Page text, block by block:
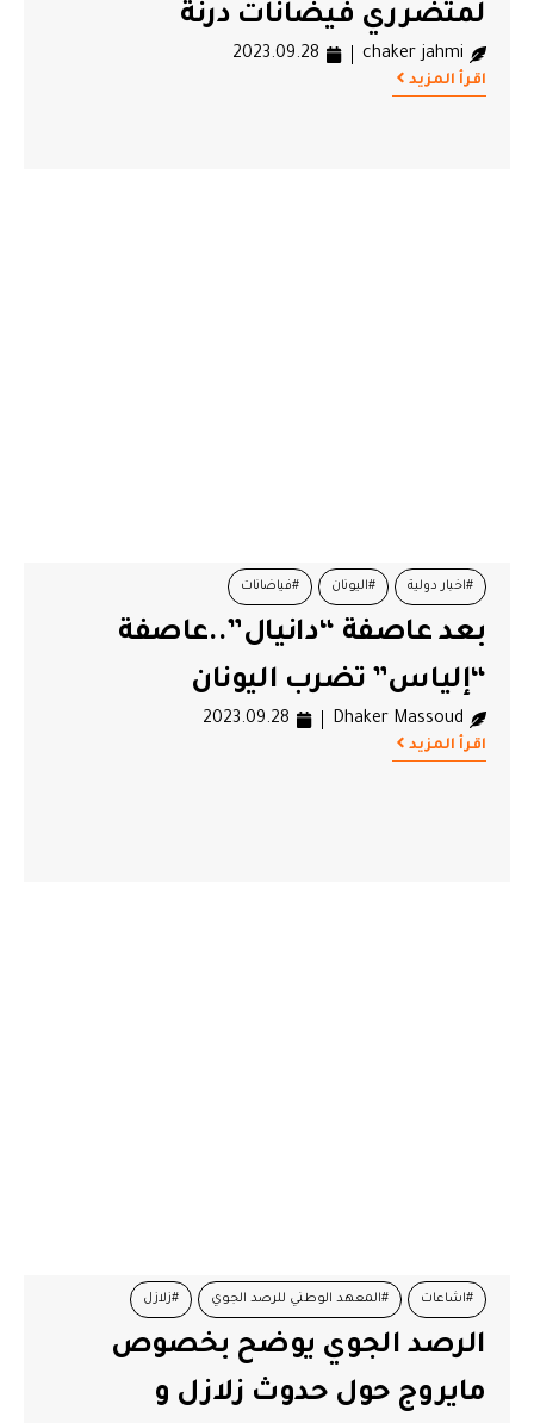
لمتضرري فيضانات درنة
chaker jahmi
2023.09.28
اقرأ المزيد
#اخبار دولية #اليونان #فياضانات
بعد عاصفة “دانيال”..عاصفة
“إلياس” تضرب اليونان
Dhaker Massoud
2023.09.28
اقرأ المزيد
#اشاعات #المعهد الوطني للرصد الجوي #زلازل
#فياضانات
الرصد الجوي يوضح بخصوص
مايروج حول حدوث زلازل و